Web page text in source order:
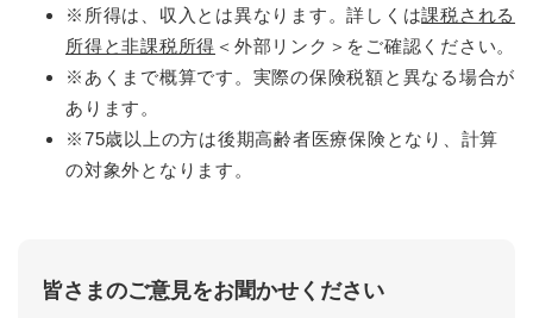
※所得は、収入とは異なります。詳しくは課税される
所得と非課税所得 ＜外部リンク＞ をご確認ください。
※あくまで概算です。実際の保険税額と異なる場合が
あります。
※75歳以上の方は後期高齢者医療保険となり、計算
の対象外となります。
皆さまのご意見をお聞かせください